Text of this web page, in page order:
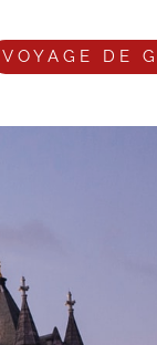
VOYAGE DE